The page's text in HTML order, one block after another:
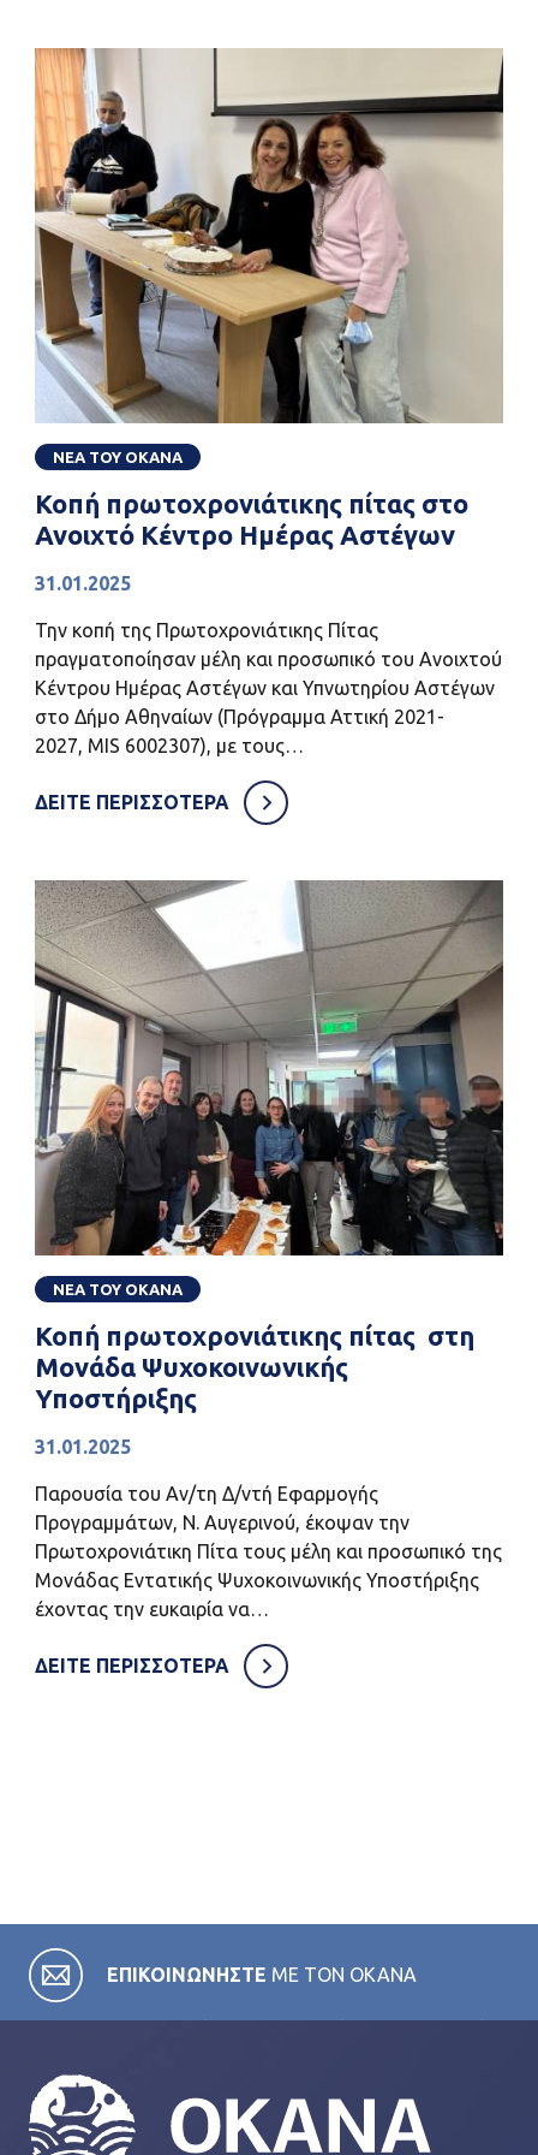
ΝΕΑ ΤΟΥ ΟΚΑΝΑ
Κοπή πρωτοχρονιάτικης πίτας στο
Ανοιχτό Κέντρο Ημέρας Αστέγων
31.01.2025
Την κοπή της Πρωτοχρονιάτικης Πίτας
πραγματοποίησαν μέλη και προσωπικό του Ανοιχτού
Κέντρου Ημέρας Αστέγων και Υπνωτηρίου Αστέγων
στο Δήμο Αθηναίων (Πρόγραμμα Αττική 2021-
2027, MIS 6002307), με τους…
ΔΕΙΤΕ ΠΕΡΙΣΣΟΤΕΡΑ
ΝΕΑ ΤΟΥ ΟΚΑΝΑ
Κοπή πρωτοχρονιάτικης πίτας στη
Μονάδα Ψυχοκοινωνικής
Υποστήριξης
31.01.2025
Παρουσία του Αν/τη Δ/ντή Εφαρμογής
Προγραμμάτων, Ν. Αυγερινού, έκοψαν την
Πρωτοχρονιάτικη Πίτα τους μέλη και προσωπικό της
Μονάδας Εντατικής Ψυχοκοινωνικής Υποστήριξης
έχοντας την ευκαιρία να…
ΔΕΙΤΕ ΠΕΡΙΣΣΟΤΕΡΑ
ΕΠΙΚΟΙΝΩΝΗΣΤΕ ΜΕ ΤΟΝ ΟΚΑΝΑ
προγράμματα που υλοποιεί σε όλους τους τομείς των
δραστηριοτήτων του. Ειδικότερα, στην κατηγορία
FAQ θα βρείτε πιο εξειδικευμένα άρθρα για θέματα